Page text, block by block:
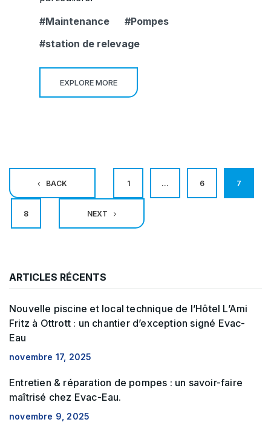
Maintenance
Pompes
station de relevage
EXPLORE MORE
Pagination
des
publications
BACK 1 … 6 7
8 NEXT
ARTICLES RÉCENTS
Nouvelle piscine et local technique de l’Hôtel L’Ami
Fritz à Ottrott : un chantier d’exception signé Evac-
Eau
novembre 17, 2025
Entretien & réparation de pompes : un savoir-faire
maîtrisé chez Evac-Eau.
novembre 9, 2025